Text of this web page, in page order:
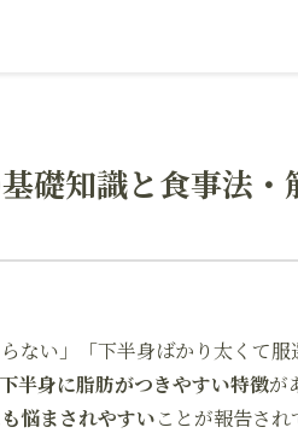
礎知識と食事法
ない」「下半身ばかり太くて
下半身に脂肪がつきやすい特徴が
悩まされやすいことが報告され